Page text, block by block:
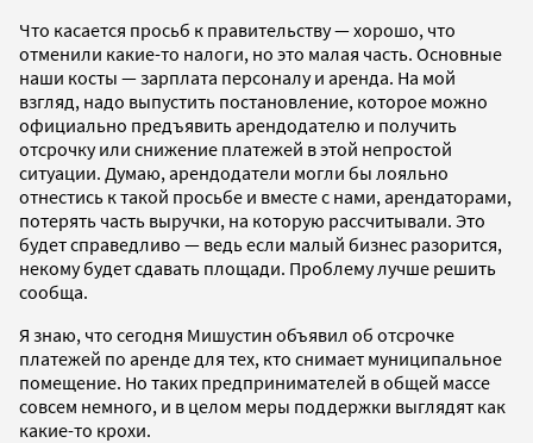
Что касается просьб к правительству — хорошо, что
отменили какие-то налоги, но это малая часть. Основные
наши косты — зарплата персоналу и аренда. На мой
взгляд, надо выпустить постановление, которое можно
официально предъявить арендодателю и получить
отсрочку или снижение платежей в этой непростой
ситуации. Думаю, арендодатели могли бы лояльно
отнестись к такой просьбе и вместе с нами, арендаторами,
потерять часть выручки, на которую рассчитывали. Это
будет справедливо — ведь если малый бизнес разорится,
некому будет сдавать площади. Проблему лучше решить
сообща.
Я знаю, что сегодня Мишустин объявил об отсрочке
платежей по аренде для тех, кто снимает муниципальное
помещение. Но таких предпринимателей в общей массе
совсем немного, и в целом меры поддержки выглядят как
какие-то крохи.